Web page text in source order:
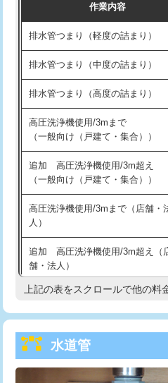
※給水管工事は20mmまでの価格
持込商品取付（混合水栓）
持込商品取付（浄水器・分岐水栓
給水管工事※（ホール加工)
給水管工事※（バンド止め)
給水管工事※（支持金具設置)
給水管工事※（保温材使用（バン
め込み）)
給水管工事※（土の掘削・埋め戻
業)
給水管工事※（塩ビ管（VP・HI）
用/3ｍまで)
給水管工事※（塩ビ管（VP・HI
給水管工事※（ライニング鋼管・
管・ポリ管・HT管使用/3ｍまで)
作業内容
排水管つまり（軽度の詰まり）
排水管つまり（中度の詰まり）
排水管つまり（高度の詰まり）
高圧洗浄機使用/3mまで
（一般向け（戸建て・集合））
追加 高圧洗浄機使用/3m超え
（一般向け（戸建て・集合））
高圧洗浄機使用/3mまで（店舗・
人）
追加 高圧洗浄機使用/3m超え（
舗・法人）
高度高圧洗浄換
トーラー機使用/3mまで
上記の表をスクロールで他の料
水道管